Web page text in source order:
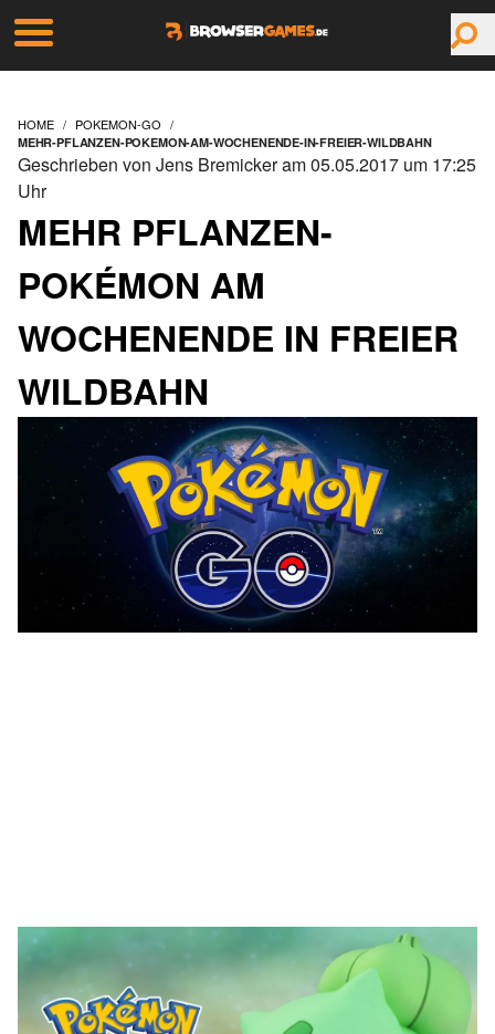
HOME POKEMON-GO
MEHR-PFLANZEN-POKEMON-AM-WOCHENENDE-IN-FREIER-WILDBAHN
MEHR PFLANZEN-
POKÉMON AM
WOCHENENDE IN FREIER
WILDBAHN
Geschrieben von Jens Bremicker am 05.05.2017 um 17:25
Uhr